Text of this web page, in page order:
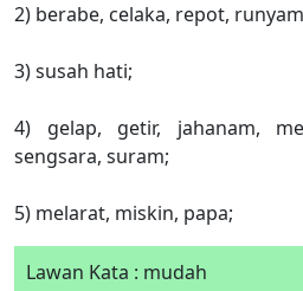
2) berabe, celaka, repot,
3) susah hati;
4) gelap, getir, jahanam,
sengsara, suram;
5) melarat, miskin, papa;
Lawan Kata : mudah